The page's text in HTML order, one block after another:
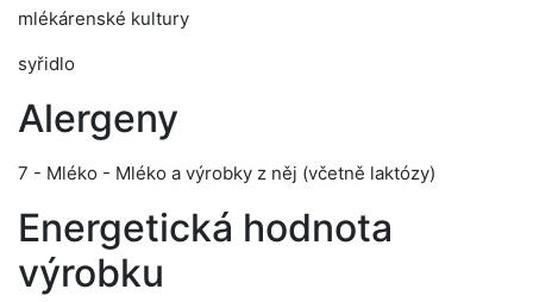
mlékárenské kultury
syřidlo
Alergeny
7 - Mléko - Mléko a výrobky z něj (včetně laktózy)
Energetická hodnota
výrobku